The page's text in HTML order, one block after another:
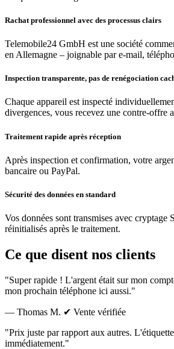
Rachat professionnel avec des processus clairs
Telemobile24 GmbH est une société
en Allemagne – joignable par e-mail,
Inspection transparente, pas de renégociation
Chaque appareil est inspecté
divergences, vous recevez une contre-offre
Traitement rapide après réception
Après inspection et confirmation, votre
bancaire ou PayPal.
Sécurité des données en standard
Vos données sont transmises avec cryptage
réinitialisés après le traitement.
Ce que disent nos clients
"Super rapide ! L'argent était sur mon
mon prochain téléphone ici aussi."
— Thomas M. ✔ Vente vérifiée
"Prix juste par rapport aux autres.
immédiatement."